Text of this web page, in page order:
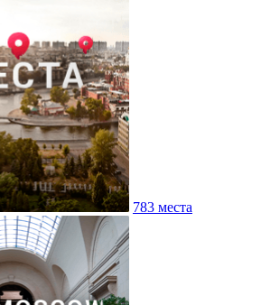
783 места